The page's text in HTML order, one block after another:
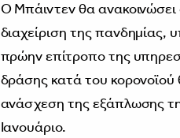
Ο Μπάιντεν θα
διαχείριση της πανδημίας,
πρώην επίτροπο της
δράσης κατά του κορονοϊού
ανάσχεση της εξάπλωσης
Ιανουάριο.